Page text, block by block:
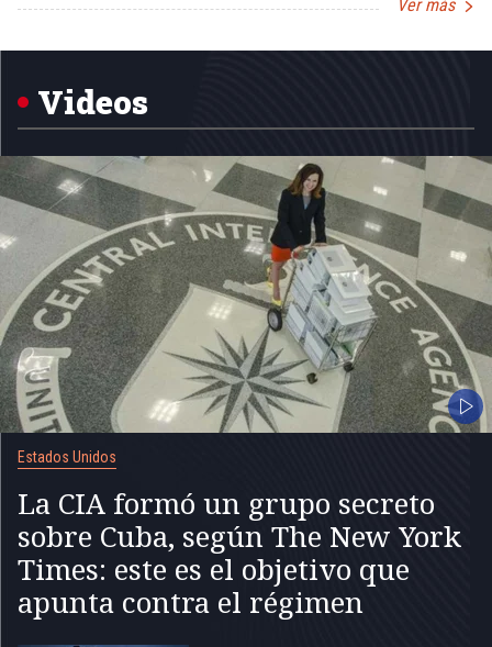
Ver más
Videos
Estados Unidos
La CIA formó un grupo secreto
sobre Cuba, según The New York
Times: este es el objetivo que
apunta contra el régimen